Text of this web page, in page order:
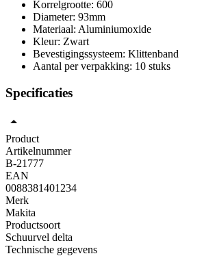
Korrelgrootte: 600
Diameter: 93mm
Materiaal: Aluminiumoxide
Kleur: Zwart
Bevestigingssysteem: Klittenband
Aantal per verpakking: 10 stuks
Specificaties
Product
Artikelnummer
B-21777
EAN
0088381401234
Merk
Makita
Productsoort
Schuurvel delta
Technische gegevens